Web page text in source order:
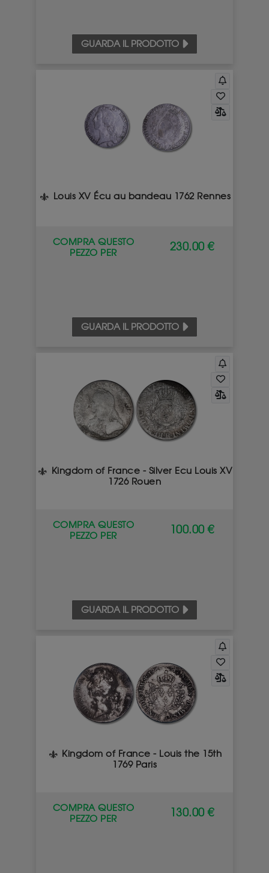
GUARDA IL PRODOTTO
Louis XV Écu au bandeau 1762 Rennes
COMPRA QUESTO
PEZZO PER
230.00 €
GUARDA IL PRODOTTO
Kingdom of France - Silver Ecu Louis XV
1726 Rouen
COMPRA QUESTO
PEZZO PER
100.00 €
GUARDA IL PRODOTTO
Kingdom of France - Louis the 15th
1769 Paris
COMPRA QUESTO
PEZZO PER
130.00 €